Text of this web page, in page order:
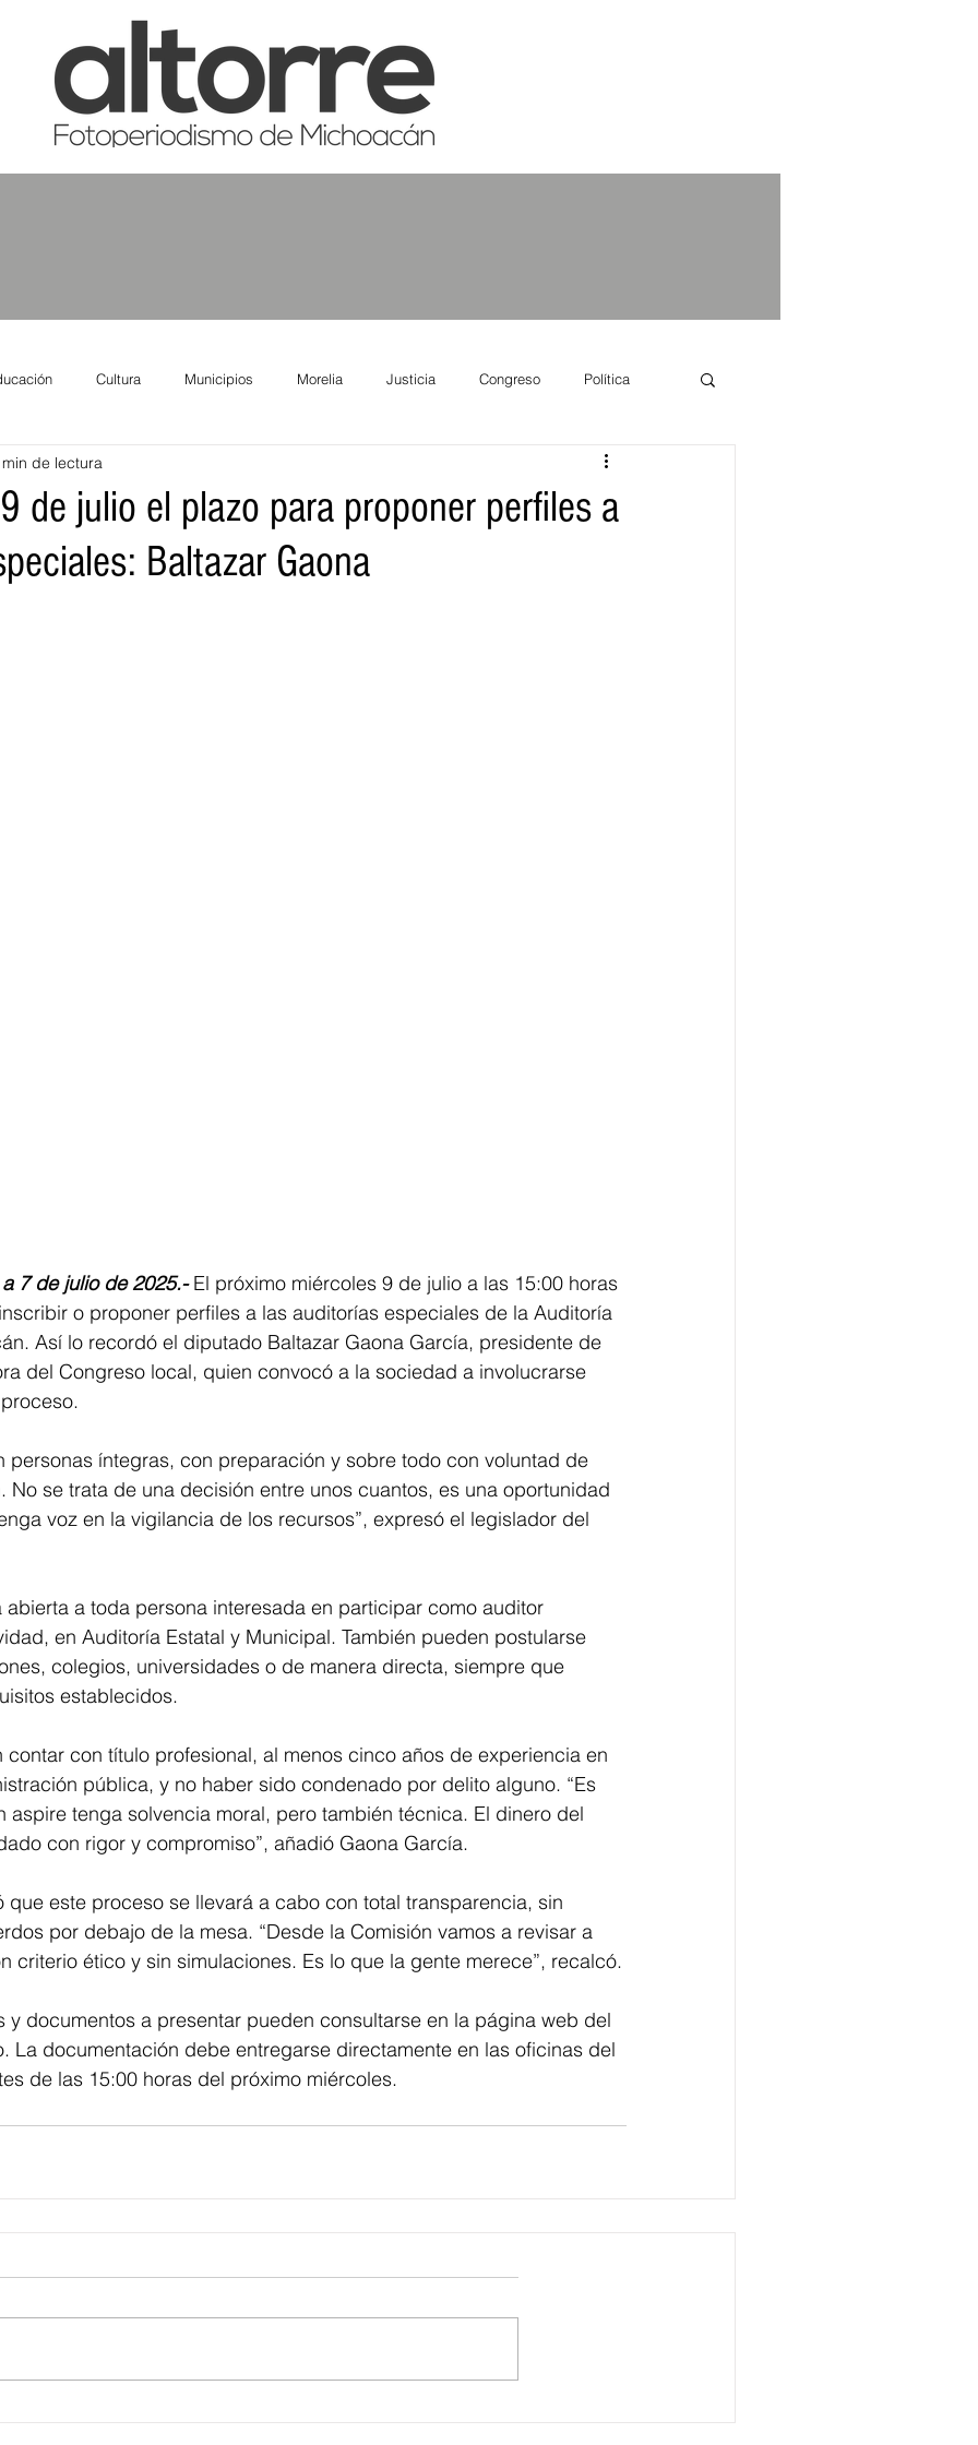
Cultura Municipios Morelia Justicia Congreso Política
Salud
Turismo Sader DIF Mujeres
de julio el plazo para proponer perfiles a
Baltazar Gaona
min de lectura
7 de julio de 2025.- El próximo miércoles 9 de julio a las 15:00 horas
o proponer perfiles a las auditorías especiales de la Auditoría
Así lo recordó el diputado Baltazar Gaona García, presidente de
del Congreso local, quien convocó a la sociedad a involucrarse
personas íntegras, con preparación y sobre todo con voluntad de
No se trata de una decisión entre unos cuantos, es una oportunidad
voz en la vigilancia de los recursos”, expresó el legislador del
abierta a toda persona interesada en participar como auditor
en Auditoría Estatal y Municipal. También pueden postularse
colegios, universidades o de manera directa, siempre que
establecidos.
contar con título profesional, al menos cinco años de experiencia en
pública, y no haber sido condenado por delito alguno. “Es
aspire tenga solvencia moral, pero también técnica. El dinero del
con rigor y compromiso”, añadió Gaona García.
que este proceso se llevará a cabo con total transparencia, sin
por debajo de la mesa. “Desde la Comisión vamos a revisar a
criterio ético y sin simulaciones. Es lo que la gente merece”, recalcó.
y documentos a presentar pueden consultarse en la página web del
La documentación debe entregarse directamente en las oficinas del
de las 15:00 horas del próximo miércoles.